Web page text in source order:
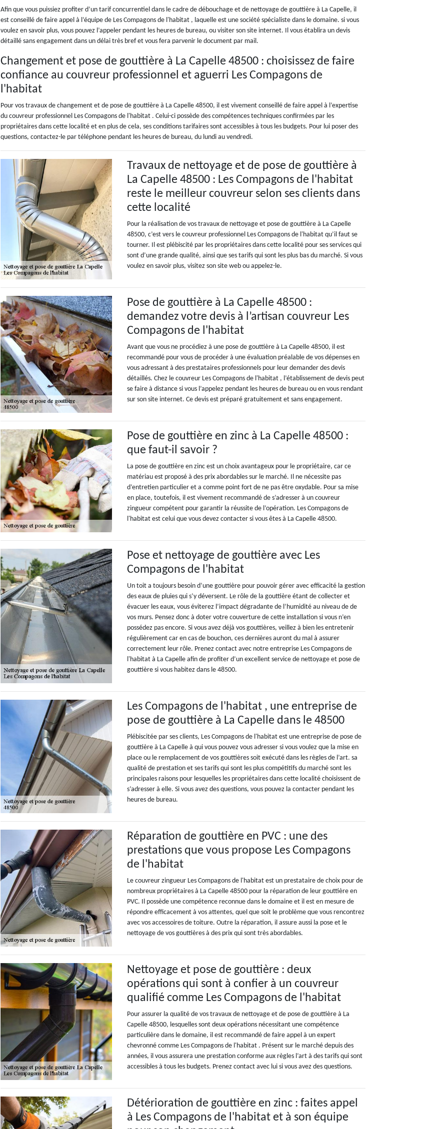
Afin que vous puissiez profiter d’un tarif concurrentiel dans le cadre de débouchage et de nettoyage de gouttière à La Capelle, il
est conseillé de faire appel à l’équipe de Les Compagons de l'habitat , laquelle est une société spécialiste dans le domaine. si vous
voulez en savoir plus, vous pouvez l’appeler pendant les heures de bureau, ou visiter son site internet. Il vous établira un devis
détaillé sans engagement dans un délai très bref et vous fera parvenir le document par mail.
Changement et pose de gouttière à La Capelle 48500 : choisissez de faire
confiance au couvreur professionnel et aguerri Les Compagons de
l'habitat
Pour vos travaux de changement et de pose de gouttière à La Capelle 48500, il est vivement conseillé de faire appel à l’expertise
du couvreur professionnel Les Compagons de l'habitat . Celui-ci possède des compétences techniques confirmées par les
propriétaires dans cette localité et en plus de cela, ses conditions tarifaires sont accessibles à tous les budgets. Pour lui poser des
questions, contactez-le par téléphone pendant les heures de bureau, du lundi au vendredi.
Travaux de nettoyage et de pose de gouttière à
La Capelle 48500 : Les Compagons de l'habitat
reste le meilleur couvreur selon ses clients dans
cette localité
Pour la réalisation de vos travaux de nettoyage et pose de gouttière à La Capelle
48500, c’est vers le couvreur professionnel Les Compagons de l'habitat qu’il faut se
tourner. Il est plébiscité par les propriétaires dans cette localité pour ses services qui
sont d’une grande qualité, ainsi que ses tarifs qui sont les plus bas du marché. Si vous
voulez en savoir plus, visitez son site web ou appelez-le.
Pose de gouttière à La Capelle 48500 :
demandez votre devis à l’artisan couvreur Les
Compagons de l'habitat
Avant que vous ne procédiez à une pose de gouttière à La Capelle 48500, il est
recommandé pour vous de procéder à une évaluation préalable de vos dépenses en
vous adressant à des prestataires professionnels pour leur demander des devis
détaillés. Chez le couvreur Les Compagons de l'habitat , l’établissement de devis peut
se faire à distance si vous l’appelez pendant les heures de bureau ou en vous rendant
sur son site internet. Ce devis est préparé gratuitement et sans engagement.
Pose de gouttière en zinc à La Capelle 48500 :
que faut-il savoir ?
La pose de gouttière en zinc est un choix avantageux pour le propriétaire, car ce
matériau est proposé à des prix abordables sur le marché. Il ne nécessite pas
d’entretien particulier et a comme point fort de ne pas être oxydable. Pour sa mise
en place, toutefois, il est vivement recommandé de s’adresser à un couvreur
zingueur compétent pour garantir la réussite de l’opération. Les Compagons de
l'habitat est celui que vous devez contacter si vous êtes à La Capelle 48500.
Pose et nettoyage de gouttière avec Les
Compagons de l'habitat
Un toit a toujours besoin d’une gouttière pour pouvoir gérer avec efficacité la gestion
des eaux de pluies qui s’y déversent. Le rôle de la gouttière étant de collecter et
évacuer les eaux, vous éviterez l’impact dégradante de l’humidité au niveau de de
vos murs. Pensez donc à doter votre couverture de cette installation si vous n’en
possédez pas encore. Si vous avez déjà vos gouttières, veillez à bien les entretenir
régulièrement car en cas de bouchon, ces dernières auront du mal à assurer
correctement leur rôle. Prenez contact avec notre entreprise Les Compagons de
l'habitat à La Capelle afin de profiter d’un excellent service de nettoyage et pose de
gouttière si vous habitez dans le 48500.
Les Compagons de l'habitat , une entreprise de
pose de gouttière à La Capelle dans le 48500
Plébiscitée par ses clients, Les Compagons de l'habitat est une entreprise de pose de
gouttière à La Capelle à qui vous pouvez vous adresser si vous voulez que la mise en
place ou le remplacement de vos gouttières soit exécuté dans les règles de l’art. sa
qualité de prestation et ses tarifs qui sont les plus compétitifs du marché sont les
principales raisons pour lesquelles les propriétaires dans cette localité choisissent de
s’adresser à elle. Si vous avez des questions, vous pouvez la contacter pendant les
heures de bureau.
Réparation de gouttière en PVC : une des
prestations que vous propose Les Compagons
de l'habitat
Le couvreur zingueur Les Compagons de l'habitat est un prestataire de choix pour de
nombreux propriétaires à La Capelle 48500 pour la réparation de leur gouttière en
PVC. Il possède une compétence reconnue dans le domaine et il est en mesure de
répondre efficacement à vos attentes, quel que soit le problème que vous rencontrez
avec vos accessoires de toiture. Outre la réparation, il assure aussi la pose et le
nettoyage de vos gouttières à des prix qui sont très abordables.
Nettoyage et pose de gouttière : deux
opérations qui sont à confier à un couvreur
qualifié comme Les Compagons de l'habitat
Pour assurer la qualité de vos travaux de nettoyage et de pose de gouttière à La
Capelle 48500, lesquelles sont deux opérations nécessitant une compétence
particulière dans le domaine, il est recommandé de faire appel à un expert
chevronné comme Les Compagons de l'habitat . Présent sur le marché depuis des
années, il vous assurera une prestation conforme aux règles l’art à des tarifs qui sont
accessibles à tous les budgets. Prenez contact avec lui si vous avez des questions.
Détérioration de gouttière en zinc : faites appel
à Les Compagons de l'habitat et à son équipe